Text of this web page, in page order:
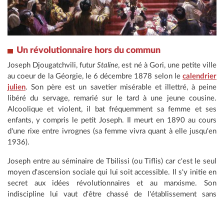
Un révolutionnaire hors du commun
Joseph Djougatchvili, futurStaline, est né à Gori, une petite ville
au coeur de la Géorgie, le 6 décembre 1878 selon le calendrier
julien. Son père est un savetier misérable et illettré, à peine
libéré du servage, remarié sur le tard à une jeune cousine.
Alcoolique et violent, il bat fréquemment sa femme et ses
enfants, y compris le petit Joseph. Il meurt en 1890 au cours
d'une rixe entre ivrognes (sa femme vivra quant à elle jusqu'en
1936).
Joseph entre au séminaire de Tbilissi (ou Tiflis) car c'est le seul
moyen d'ascension sociale qui lui soit accessible. Il s'y initie en
secret aux idées révolutionnaires et au marxisme. Son
indiscipline lui vaut d'être chassé de l'établissement sans